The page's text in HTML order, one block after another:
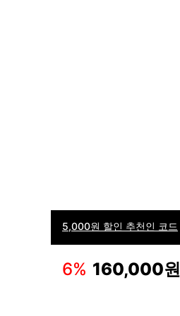
5,000원 할인 추천인 코드
6% 160,000원